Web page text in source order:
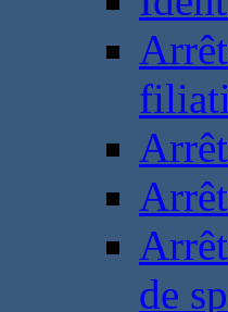
de